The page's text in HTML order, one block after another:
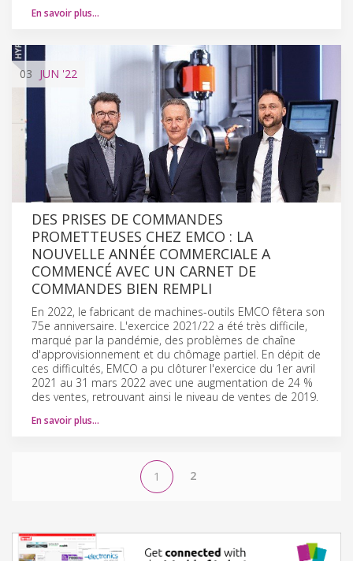
En savoir plus…
03 JUN '22
DES PRISES DE COMMANDES
PROMETTEUSES CHEZ EMCO : LA
NOUVELLE ANNÉE COMMERCIALE A
COMMENCÉ AVEC UN CARNET DE
COMMANDES BIEN REMPLI
En 2022, le fabricant de machines-outils EMCO fêtera son
75e anniversaire. L'exercice 2021/22 a été très difficile,
marqué par la pandémie, des problèmes de chaîne
d'approvisionnement et du chômage partiel. En dépit de
ces difficultés, EMCO a pu clôturer l'exercice du 1er avril
2021 au 31 mars 2022 avec une augmentation de 24 %
des ventes, retrouvant ainsi le niveau de ventes de 2019.
En savoir plus…
1 2